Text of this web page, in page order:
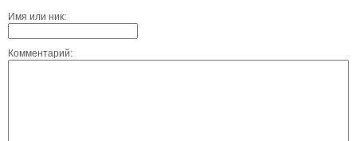
Имя или ник:
Комментарий: